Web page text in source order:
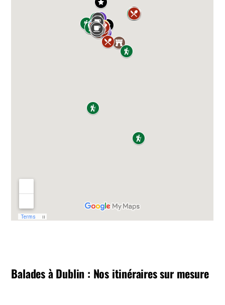
Balades à Dublin : Nos itinéraires sur mesure